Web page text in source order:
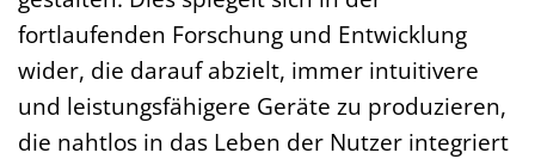
fortlaufenden Forschung und Entwicklung
wider, die darauf abzielt, immer intuitivere
und leistungsfähigere Geräte zu produzieren,
die nahtlos in das Leben der Nutzer integriert